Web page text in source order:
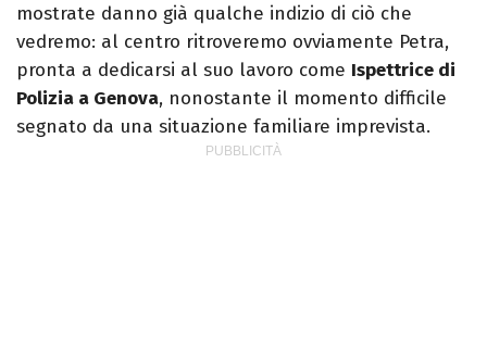
mostrate danno già qualche indizio di ciò che
vedremo: al centro ritroveremo ovviamente Petra,
pronta a dedicarsi al suo lavoro come Ispettrice di
Polizia a Genova, nonostante il momento difficile
segnato da una situazione familiare imprevista.